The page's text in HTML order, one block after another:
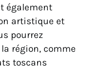
également
artistique et
pourrez
région, comme
toscans